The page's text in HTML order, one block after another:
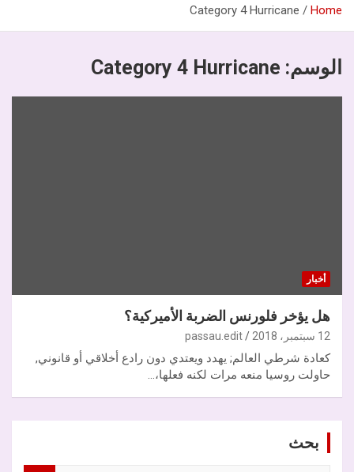
Home
Category 4 Hurricane
الوسم: Category 4 Hurricane
أخبار
هل يؤخر فلورنس الضربة الأميركية؟
12 سبتمبر، 2018 passau.edit
كعادة شرطي العالم; يهدد ويعتدي دون رادع أخلاقي أو قانوني,
حاولت روسيا منعه مرات لكنه فعلها،…
بحث